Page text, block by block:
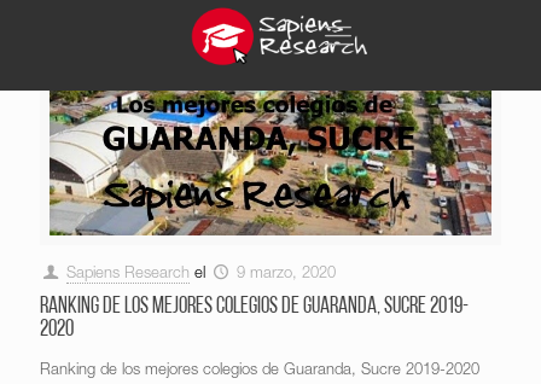
Sapiens Research el 9 marzo, 2020
Ranking de los mejores colegios de Guaranda, Sucre 2019-
2020
Ranking de los mejores colegios de Guaranda, Sucre 2019-2020